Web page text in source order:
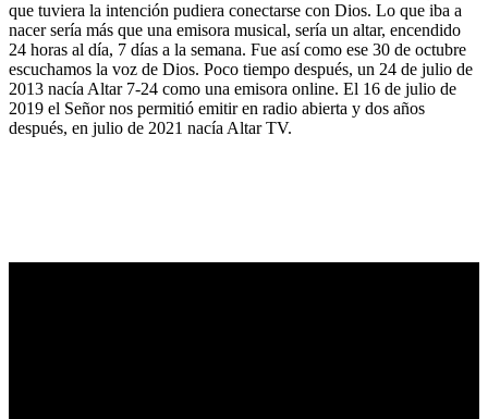
que tuviera la intención pudiera conectarse con Dios. Lo que iba a
nacer sería más que una emisora musical, sería un altar, encendido
24 horas al día, 7 días a la semana. Fue así como ese 30 de octubre
escuchamos la voz de Dios. Poco tiempo después, un 24 de julio de
2013 nacía Altar 7-24 como una emisora online. El 16 de julio de
2019 el Señor nos permitió emitir en radio abierta y dos años
después, en julio de 2021 nacía Altar TV.